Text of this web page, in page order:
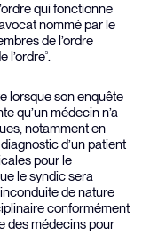
qui fonctionne
nommé par le
de l’ordre
l’ordre5.
lorsque son enquête
qu’un médecin n’a
notamment en
d’un patient
pour le
le syndic sera
de nature
conformément
des médecins pour